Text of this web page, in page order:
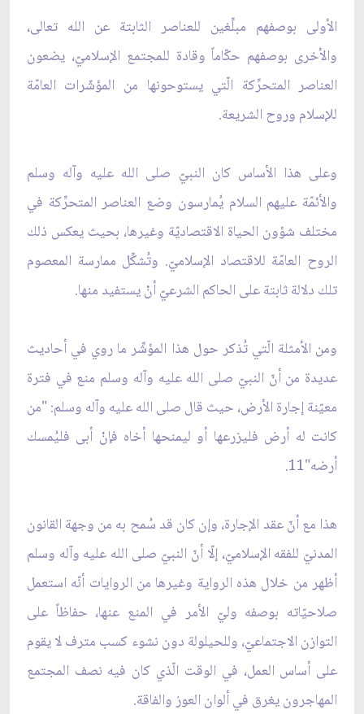
الأولى بوصفهم مبلِّغين للعناصر الثابتة عن الله تعالى،
والأخرى بوصفهم حكّاماً وقادة للمجتمع الإسلاميّ، يضعون
العناصر المتحرِّكة الّتي يستوحونها من المؤشّرات العامّة
للإسلام وروح الشريعة.
وعلى هذا الأساس كان النبيّ صلى الله عليه وآله وسلم
والأئمّة عليهم السلام يُمارسون وضع العناصر المتحرِّكة في
مختلف شؤون الحياة الاقتصاديّة وغيرها، بحيث يعكس ذلك
الروح العامّة للاقتصاد الإسلاميّ. وتُشكِّل ممارسة المعصوم
تلك دلالة ثابتة على الحاكم الشرعيّ أنْ يستفيد منها.
ومن الأمثلة الّتي تُذكر حول هذا المؤشِّر ما روي في أحاديث
عديدة من أنّ النبيّ صلى الله عليه وآله وسلم منع في فترة
معيّنة إجارة الأرض، حيث قال صلى الله عليه وآله وسلم: "من
كانت له أرض فليزرعها أو ليمنحها أخاه فإنْ أبى فليُمسك
أرضه"11.
هذا مع أنّ عقد الإجارة، وإن كان قد سُمح به من وجهة القانون
المدنيّ للفقه الإسلاميّ، إلّا أنّ النبيّ صلى الله عليه وآله وسلم
أظهر من خلال هذه الرواية وغيرها من الروايات أنّه استعمل
صلاحيّاته بوصفه وليّ الأمر في المنع عنها، حفاظاً على
التوازن الاجتماعيّ، وللحيلولة دون نشوء كسب مترف لا يقوم
على أساس العمل، في الوقت الّذي كان فيه نصف المجتمع
المهاجرون يغرق في ألوان العوز والفاقة.